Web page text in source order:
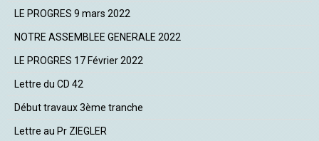
LE PROGRES 9 mars 2022
NOTRE ASSEMBLEE GENERALE 2022
LE PROGRES 17 Février 2022
Lettre du CD 42
Début travaux 3ème tranche
Lettre au Pr ZIEGLER